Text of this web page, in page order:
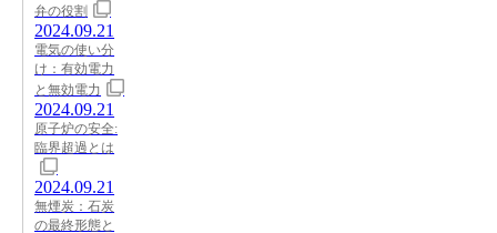
弁の役割
2024.09.21
電気の使い分
け：有効電力
と無効電力
2024.09.21
原子炉の安全:
臨界超過とは
2024.09.21
無煙炭：石炭
の最終形態と